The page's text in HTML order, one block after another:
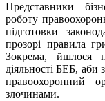
Представники
роботу
підготовки
прозорі правила
Зокрема, йшлося
діяльності БЕБ,
правоохоронний
злочинами.